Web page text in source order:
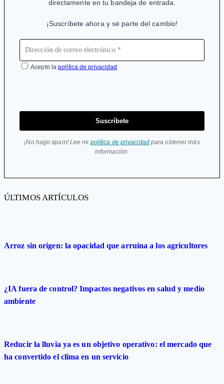
directamente en tu bandeja de entrada.
¡Suscríbete ahora y sé parte del cambio!
Acepto lapolítica de privacidad
Suscríbete
¡No hago spam! Lee mi política de privacidadpara obtener más
información.
ÚLTIMOS ARTÍCULOS
Arroz sin origen: la opacidad que arruina a los agricultores
¿IA fuera de control? Impactos negativos en salud y medio
ambiente
Reducir la lluvia ya es un objetivo operativo: el mercado que
ha convertido el clima en un servicio